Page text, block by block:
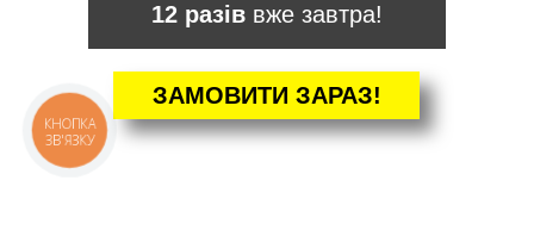
ЗАМОВИТИ ЗАРАЗ!
12 разів вже завтра!
КАТАЛОГ
КНОПКА
ЗВ'ЯЗКУ